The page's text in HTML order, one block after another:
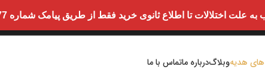
تا اطلاع ثانوی خرید فقط از طریق پیامک شماره 09352200077 امکان پذیر است.
هدیهوبلاگدرباره ماتماس با ما